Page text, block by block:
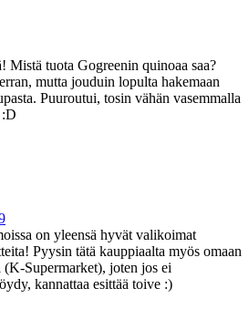
Mistä tuota Gogreenin quinoaa saa?
mutta jouduin lopulta hakemaan
Puuroutui, tosin vähän vasemmalla
on yleensä hyvät valikoimat
Pyysin tätä kauppiaalta myös omaan
(K-Supermarket), joten jos ei
kannattaa esittää toive :)